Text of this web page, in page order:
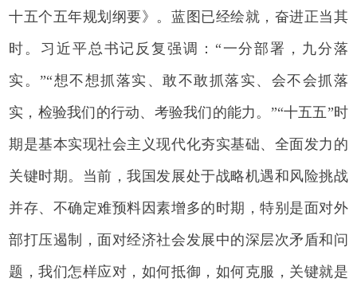
十五个五年规划纲要》。蓝图已经绘就，奋进正当其
时。习近平总书记反复强调：“一分部署，九分落
实。”“想不想抓落实、敢不敢抓落实、会不会抓落
实，检验我们的行动、考验我们的能力。”“十五五”时
期是基本实现社会主义现代化夯实基础、全面发力的
关键时期。当前，我国发展处于战略机遇和风险挑战
并存、不确定难预料因素增多的时期，特别是面对外
部打压遏制，面对经济社会发展中的深层次矛盾和问
题，我们怎样应对，如何抵御，如何克服，关键就是